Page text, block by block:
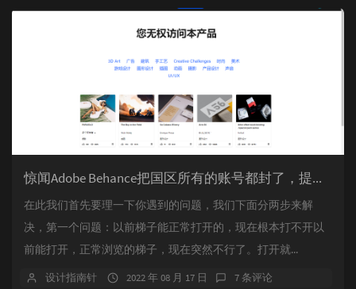
惊闻Adobe Behance把国区所有的账号都封了，提示您无权访问本产品，下面我来告诉大家如何做，找回你的作品！找回behance账号，恢复behance老账号数据。
在此我们首先要理一下你遇到的问题，我们下面分两步来解
决，第一个问题：以前梯子能正常打开的，现在根本打不开以
前能打开，正常浏览的梯子，现在突然不行了。打开就...
设计指南针 2022 年 08 月 17 日 7 条评论